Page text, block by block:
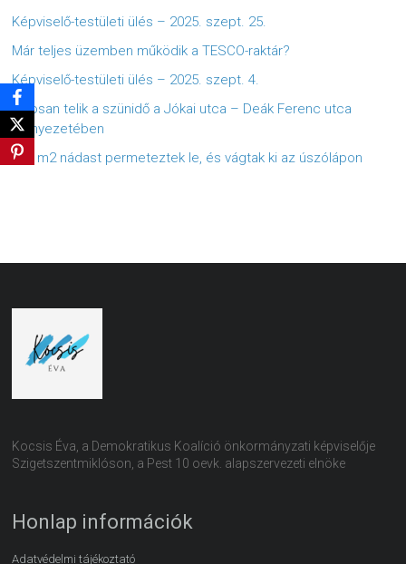
Képviselő-testületi ülés – 2025. szept. 25.
Már teljes üzemben működik a TESCO-raktár?
Képviselő-testületi ülés – 2025. szept. 4.
Zajosan telik a szünidő a Jókai utca – Deák Ferenc utca
környezetében
200 m2 nádast permeteztek le, és vágtak ki az úszólápon
Kocsis Éva, a Demokratikus Koalíció önkormányzati képviselője
Szigetszentmiklóson, a Pest 10 oevk. alapszervezeti elnöke
Honlap információk
Adatvédelmi tájékoztató